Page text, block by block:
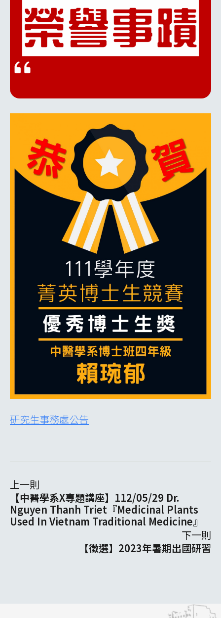
研究生事務處公告
上一則
【中醫學系X專題講座】112/05/29 Dr.
Nguyen Thanh Triet『Medicinal Plants
Used In Vietnam Traditional Medicine』
下一則
【徵選】2023年暑期出國研習